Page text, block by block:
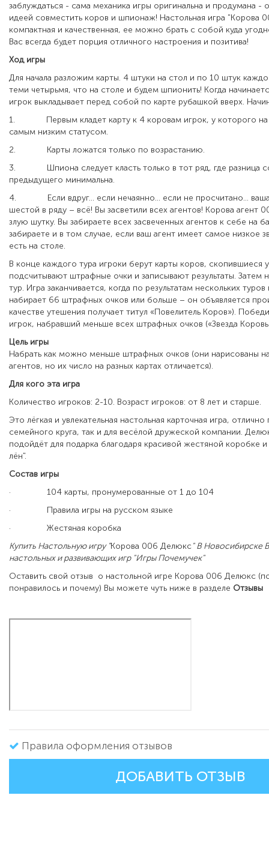
заблуждаться - сама механика игры оригинальна и продумана -
идеей совместить коров и шпионаж! Настольная игра "Корова
компактная и качественная, ее можно брать с собой куда
Вас всегда будет порция отличного настроения и позитива!
Ход игры
Для начала разложим карты. 4 штуки на стол и по 10 штук
теми четырьмя, что на столе и будем шпионить! Когда
игрок выкладывает перед собой по карте рубашкой вверх.
1.
Первым кладет карту к 4 коровам игрок, у которого на
самым низким статусом.
2.
Карты ложатся только по возрастанию.
3.
Шпиона следует класть только в тот ряд, где разница
предыдущего минимальна.
4.
Если вдруг… если нечаянно… если не просчитано…
шестой в ряду – всё! Вы засветили всех агентов! Корова агент
злую шутку. Вы забираете всех засвеченных агентов к себе на
забираете и в том случае, если ваш агент имеет самое низкое
есть на столе.
В конце каждого тура игроки берут карты коров, скопившиеся
подсчитывают штрафные очки и записывают результаты. Затем
тур. Игра заканчивается, когда по результатам нескольких
набирает 66 штрафных очков или больше – он объявляется
качестве утешения получает титул «Повелитель Коров»).
игрок, набравший меньше всех штрафных очков («Звезда
Цель игры
Набрать как можно меньше штрафных очков (они нарисованы
агентов, но их число на разных картах отличается).
Для кого эта игра
Количество игроков: 2-10. Возраст игроков: от 8 лет и старше.
Это лёгкая и увлекательная настольная карточная игра,
семейного круга, так и для весёлой дружеской компании.
подойдёт для подарка благодаря красивой жестяной коробке и
лён".
Состав игры
·
104 карты, пронумерованные от 1 до 104
·
Правила игры на русском языке
·
Жестяная коробка
Купить Настольную игру "Корова 006 Делюкс" В Новосибирске
настольных и развивающих игр "Игры Почемучек"
Оставить свой отзыв о настольной игре Корова 006 Делюкс
понравилось и почему) Вы можете чуть ниже в разделе Отзывы
Правила оформления отзывов
ДОБАВИТЬ ОТЗЫВ